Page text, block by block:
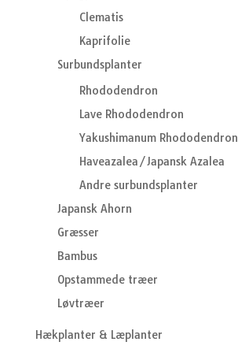
Clematis
Kaprifolie
Surbundsplanter
Rhododendron
Lave Rhododendron
Yakushimanum Rhododendron
Haveazalea/Japansk Azalea
Andre surbundsplanter
Japansk Ahorn
Græsser
Bambus
Opstammede træer
Løvtræer
Hækplanter & Læplanter